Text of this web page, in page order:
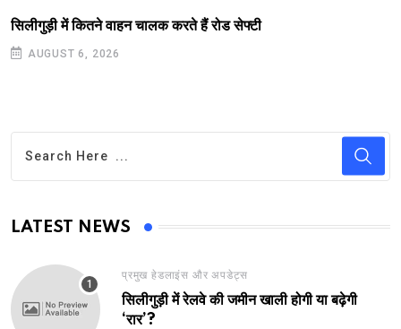
सिलीगुड़ी में कितने वाहन चालक करते हैं रोड सेफ्टी
AUGUST 6, 2026
LATEST NEWS
प्रमुख हेडलाइंस और अपडेट्स
सिलीगुड़ी में रेलवे की जमीन खाली होगी या बढ़ेगी
‘रार’?